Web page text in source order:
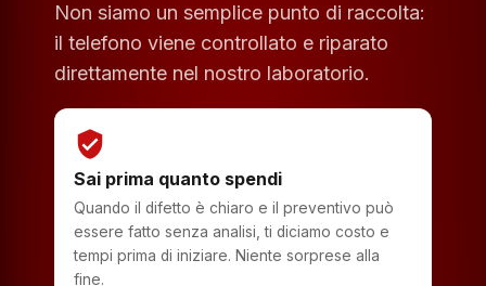
Non siamo un semplice punto di raccolta:
il telefono viene controllato e riparato
direttamente nel nostro laboratorio.
verified_user
Sai prima quanto spendi
Quando il difetto è chiaro e il preventivo può
essere fatto senza analisi, ti diciamo costo e
tempi prima di iniziare. Niente sorprese alla
fine.